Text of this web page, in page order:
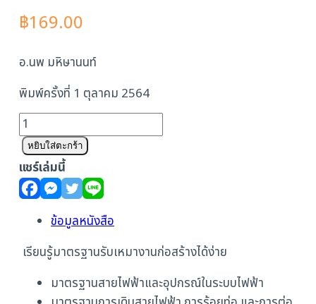
฿169.00
อ.นพ มหิษานนท์
พิมพ์ครั้งที่ 1 ตุลาคม 2564
จำนวน
มาตรฐาน
การ
ติด
ตั้ง
ไฟฟ้า
และ
หยิบใส่ตะกร้า
แชร์เล่มนี้
ข้อมูลหนังสือ
เรียนรู้มาตรฐานรับเหมางานก่อสร้างได้ง่าย
มาตรฐานสายไฟฟ้าและอุปกรณ์ในระบบไฟฟ้า